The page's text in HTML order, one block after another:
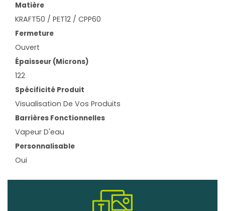
Matière
KRAFT50 / PET12 / CPP60
Fermeture
Ouvert
Épaisseur (microns)
122
Spécificité Produit
Visualisation De Vos Produits
Barrières Fonctionnelles
Vapeur D'eau
Personnalisable
Oui